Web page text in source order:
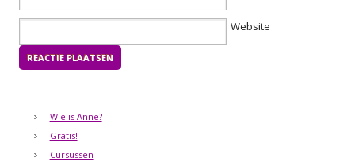
Website
Wie is Anne?
Gratis!
Cursussen